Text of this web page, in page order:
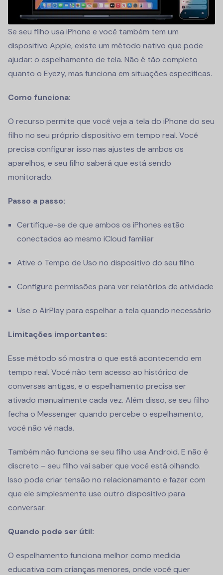
Se seu filho usa iPhone e você também tem um
dispositivo Apple, existe um método nativo que pode
ajudar: o espelhamento de tela. Não é tão completo
quanto o Eyezy, mas funciona em situações específicas.
Como funciona:
O recurso permite que você veja a tela do iPhone do seu
filho no seu próprio dispositivo em tempo real. Você
precisa configurar isso nas ajustes de ambos os
aparelhos, e seu filho saberá que está sendo
monitorado.
Passo a passo:
Certifique-se de que ambos os iPhones estão
conectados ao mesmo iCloud familiar
Ative o Tempo de Uso no dispositivo do seu filho
Configure permissões para ver relatórios de atividade
Use o AirPlay para espelhar a tela quando necessário
Limitações importantes:
Esse método só mostra o que está acontecendo em
tempo real. Você não tem acesso ao histórico de
conversas antigas, e o espelhamento precisa ser
ativado manualmente cada vez. Além disso, se seu filho
fecha o Messenger quando percebe o espelhamento,
você não vê nada.
Também não funciona se seu filho usa Android. E não é
discreto – seu filho vai saber que você está olhando.
Isso pode criar tensão no relacionamento e fazer com
que ele simplesmente use outro dispositivo para
conversar.
Quando pode ser útil:
O espelhamento funciona melhor como medida
educativa com crianças menores, onde você quer